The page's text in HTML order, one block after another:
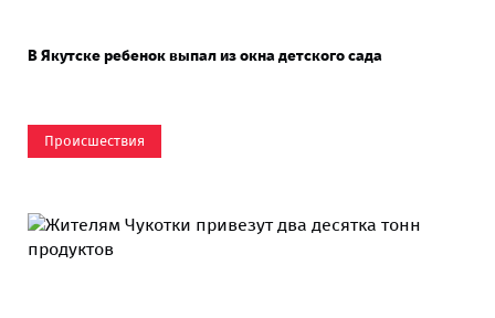
В Якутске ребенок выпал из окна детского сада
Происшествия